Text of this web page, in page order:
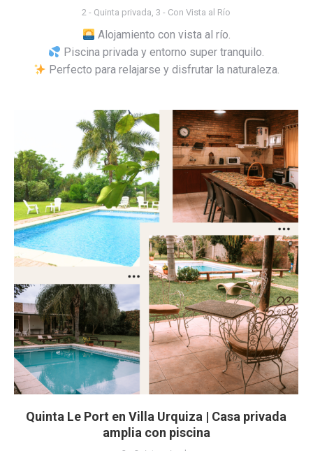
2 - Quinta privada, 3 - Con Vista al Río
Alojamiento con vista al río.
Piscina privada y entorno super tranquilo.
Perfecto para relajarse y disfrutar la naturaleza.
Quinta Le Port en Villa Urquiza | Casa privada
amplia con piscina